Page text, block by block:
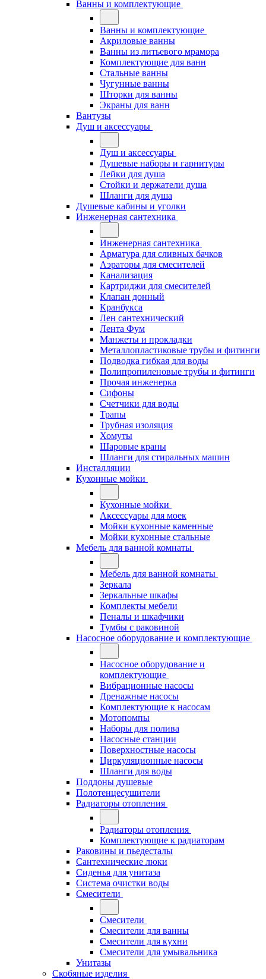
Ванны и комплектующие
Ванны и комплектующие
Акриловые ванны
Ванны из литьевого мрамора
Комплектующие для ванн
Стальные ванны
Чугунные ванны
Шторки для ванны
Экраны для ванн
Вантузы
Душ и аксессуары
Душ и аксессуары
Душевые наборы и гарнитуры
Лейки для душа
Стойки и держатели душа
Шланги для душа
Душевые кабины и уголки
Инженерная сантехника
Инженерная сантехника
Арматура для сливных бачков
Аэраторы для смесителей
Канализация
Картриджи для смесителей
Клапан донный
Кранбукса
Лен сантехнический
Лента Фум
Манжеты и прокладки
Металлопластиковые трубы и фитинги
Подводка гибкая для воды
Полипропиленовые трубы и фитинги
Прочая инженерка
Сифоны
Счетчики для воды
Трапы
Трубная изоляция
Хомуты
Шаровые краны
Шланги для стиральных машин
Инсталляции
Кухонные мойки
Кухонные мойки
Аксессуары для моек
Мойки кухонные каменные
Мойки кухонные стальные
Мебель для ванной комнаты
Мебель для ванной комнаты
Зеркала
Зеркальные шкафы
Комплекты мебели
Пеналы и шкафчики
Тумбы с раковиной
Насосное оборудование и комплектующие
Насосное оборудование и
комплектующие
Вибрационные насосы
Дренажные насосы
Комплектующие к насосам
Мотопомпы
Наборы для полива
Насосные станции
Поверхностные насосы
Циркуляционные насосы
Шланги для воды
Поддоны душевые
Полотенцесушители
Радиаторы отопления
Радиаторы отопления
Комплектующие к радиаторам
Раковины и пьедесталы
Сантехнические люки
Сиденья для унитаза
Система очистки воды
Смесители
Смесители
Смесители для ванны
Смесители для кухни
Смесители для умывальника
Унитазы
Скобяные изделия